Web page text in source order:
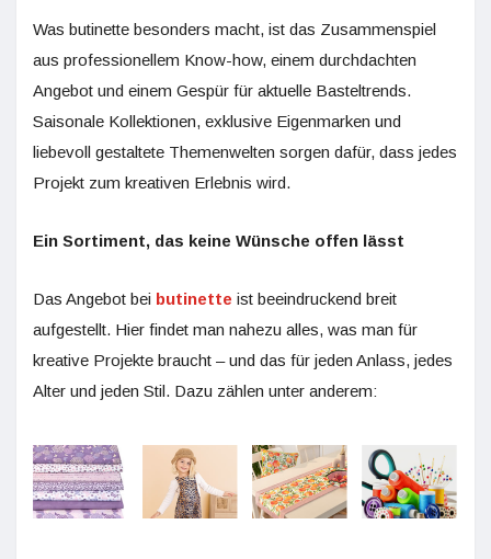
Was butinette besonders macht, ist das Zusammenspiel
aus professionellem Know-how, einem durchdachten
Angebot und einem Gespür für aktuelle Basteltrends.
Saisonale Kollektionen, exklusive Eigenmarken und
liebevoll gestaltete Themenwelten sorgen dafür, dass jedes
Projekt zum kreativen Erlebnis wird.
Ein Sortiment, das keine Wünsche offen lässt
Das Angebot bei butinette ist beeindruckend breit
aufgestellt. Hier findet man nahezu alles, was man für
kreative Projekte braucht – und das für jeden Anlass, jedes
Alter und jeden Stil. Dazu zählen unter anderem: